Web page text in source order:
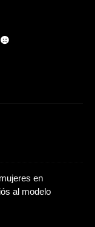
en
al modelo